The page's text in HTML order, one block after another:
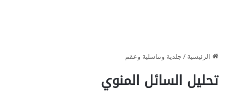
الرئيسية/جلدية وتناسلية وعقم
تحليل السائل المنوي